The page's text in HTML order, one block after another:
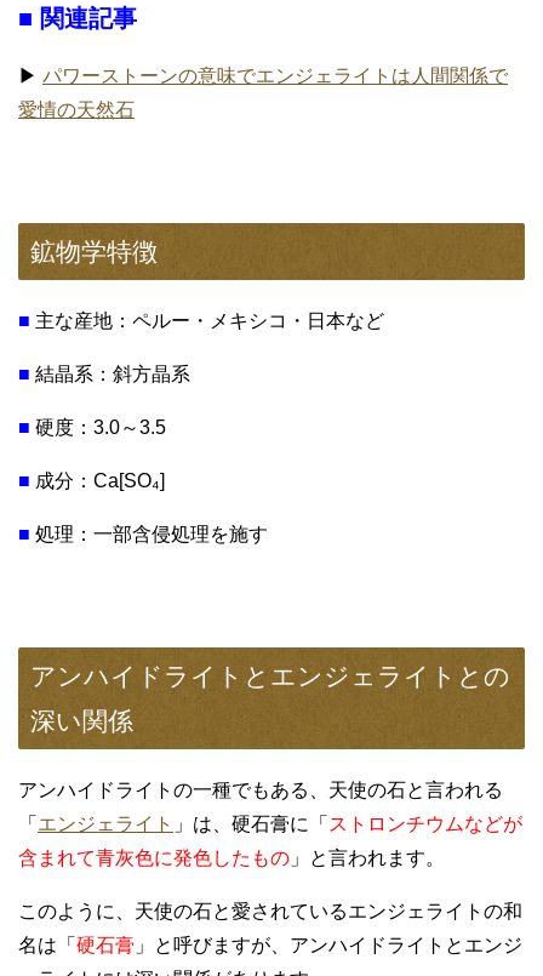
■ 関連記事
▶ パワーストーンの意味でエンジェライトは人間関係で
愛情の天然石
鉱物学特徴
■ 主な産地：ペルー・メキシコ・日本など
■ 結晶系：斜方晶系
■ 硬度：3.0～3.5
■ 成分：Ca[SO₄]
■ 処理：一部含侵処理を施す
アンハイドライトとエンジェライトとの
深い関係
アンハイドライトの一種でもある、天使の石と言われる
「 エンジェライト 」は、硬石膏に「 ストロンチウムなどが
含まれて青灰色に発色したもの 」と言われます。
このように、天使の石と愛されているエンジェライトの和
名は「 硬石膏 」と呼びますが、アンハイドライトとエンジ